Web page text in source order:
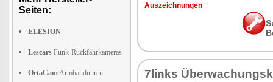
Seiten:
ELESION
Lescars Funk-Rückfahrkameras
OctaCamArmbanduhren
Auszeichnungen
7links